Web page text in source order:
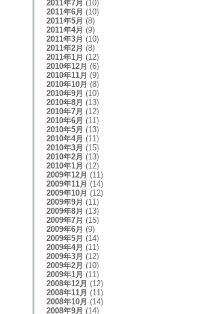
2011年7月 (10)
2011年6月 (10)
2011年5月 (8)
2011年4月 (9)
2011年3月 (10)
2011年2月 (8)
2011年1月 (12)
2010年12月 (6)
2010年11月 (9)
2010年10月 (8)
2010年9月 (10)
2010年8月 (13)
2010年7月 (12)
2010年6月 (11)
2010年5月 (13)
2010年4月 (11)
2010年3月 (15)
2010年2月 (13)
2010年1月 (12)
2009年12月 (11)
2009年11月 (14)
2009年10月 (12)
2009年9月 (11)
2009年8月 (13)
2009年7月 (15)
2009年6月 (9)
2009年5月 (14)
2009年4月 (11)
2009年3月 (12)
2009年2月 (10)
2009年1月 (11)
2008年12月 (12)
2008年11月 (11)
2008年10月 (14)
2008年9月 (14)